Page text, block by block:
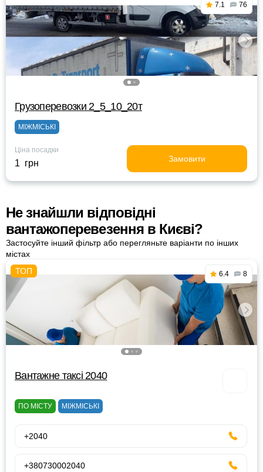
7.1 76
Грузоперевозки 2_5_10_20т
МІЖМІСЬКІ
Ціна посадки
1 грн Замовити
Не знайшли відповідні
вантажоперевезення в Києві?
Застосуйте інший фільтр або перегляньте варіанти по інших
містах
6.4 8
Вантажне таксі 2040
ПО МІСТУ МІЖМІСЬКІ
+2040
+380730002040